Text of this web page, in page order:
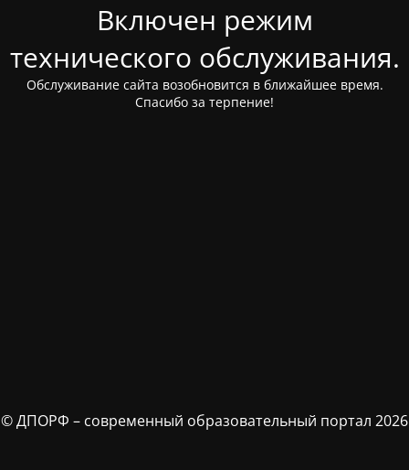
Включен режим
технического обслуживания.
Обслуживание сайта возобновится в ближайшее время.
Спасибо за терпение!
© ДПОРФ – современный образовательный портал 2026